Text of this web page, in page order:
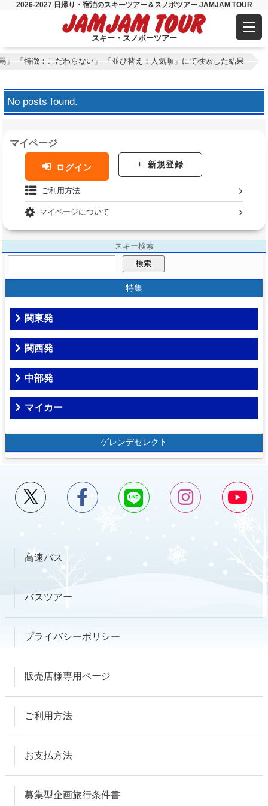
2026-2027 日帰り・宿泊のスキーツアー＆スノボツアー JAMJAM TOUR
スキー・スノボーツアー
「特徴：こだわらない」 「並び替え：人気順」にて検索した結果
No posts found.
マイページ
ログイン 新規登録
ご利用方法
マイページについて
スキー検索
検索
特集
関東発
関西発
中部発
マイカー
ゲレンデセレクト
高速バス
バスツアー
プライバシーポリシー
販売店様専用ページ
ご利用方法
お支払方法
募集型企画旅行条件書